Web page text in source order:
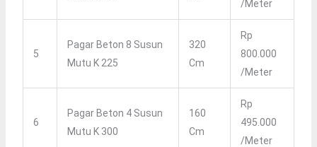
/meter
5
Pagar Beton 8 Susun
Mutu K 225
320
Cm
Rp
800.000
/meter
6
Pagar Beton 4 Susun
Mutu K 300
160
Cm
Rp
495.000
/meter